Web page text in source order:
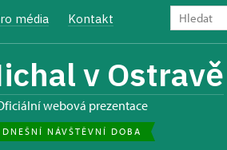
média Kontakt
v Ostravě
oficiální webová prezentace
DNEŠNÍ NÁVŠTĚVNÍ DOBA